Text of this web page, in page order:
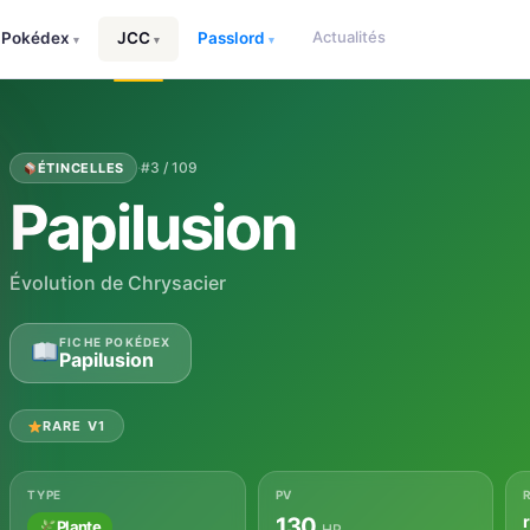
Pokédex ▾ JCC ▾ Passlord ▾ Actualités
ÉTINCELLES ·#3 / 109
Papilusion
Évolution de Chrysacier
FICHE POKÉDEX
Papilusion
RARE V1
TYPE PV